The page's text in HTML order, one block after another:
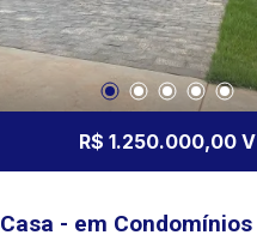
R$ 1.250.000,00 V
Casa - em Condomínios